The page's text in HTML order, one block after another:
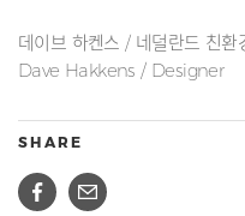
데이브 하켄스 / 네덜란드 친환
Dave Hakkens / Designer
SHARE